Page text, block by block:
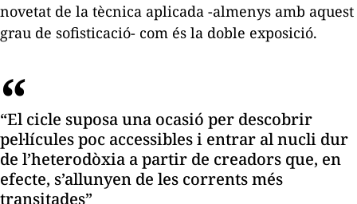
novetat de la tècnica aplicada -almenys amb aquest
grau de sofisticació- com és la doble exposició.
“El cicle suposa una ocasió per descobrir
pel·lícules poc accessibles i entrar al nucli dur
de l’heterodòxia a partir de creadors que, en
efecte, s’allunyen de les corrents més
transitades”